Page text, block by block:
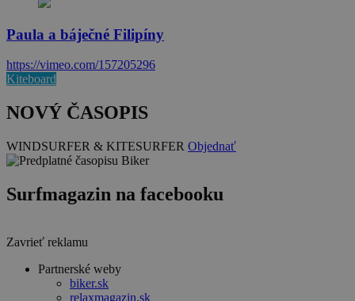
Paula a báječné Filipíny
https://vimeo.com/157205296
Kiteboard
NOVÝ ČASOPIS
WINDSURFER & KITESURFER Objednať
Surfmagazin na facebooku
Zavrieť reklamu
Partnerské weby
biker.sk
relaxmagazin.sk